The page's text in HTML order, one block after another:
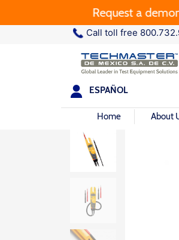
Request a
Call toll free
ESPAÑOL
Home About